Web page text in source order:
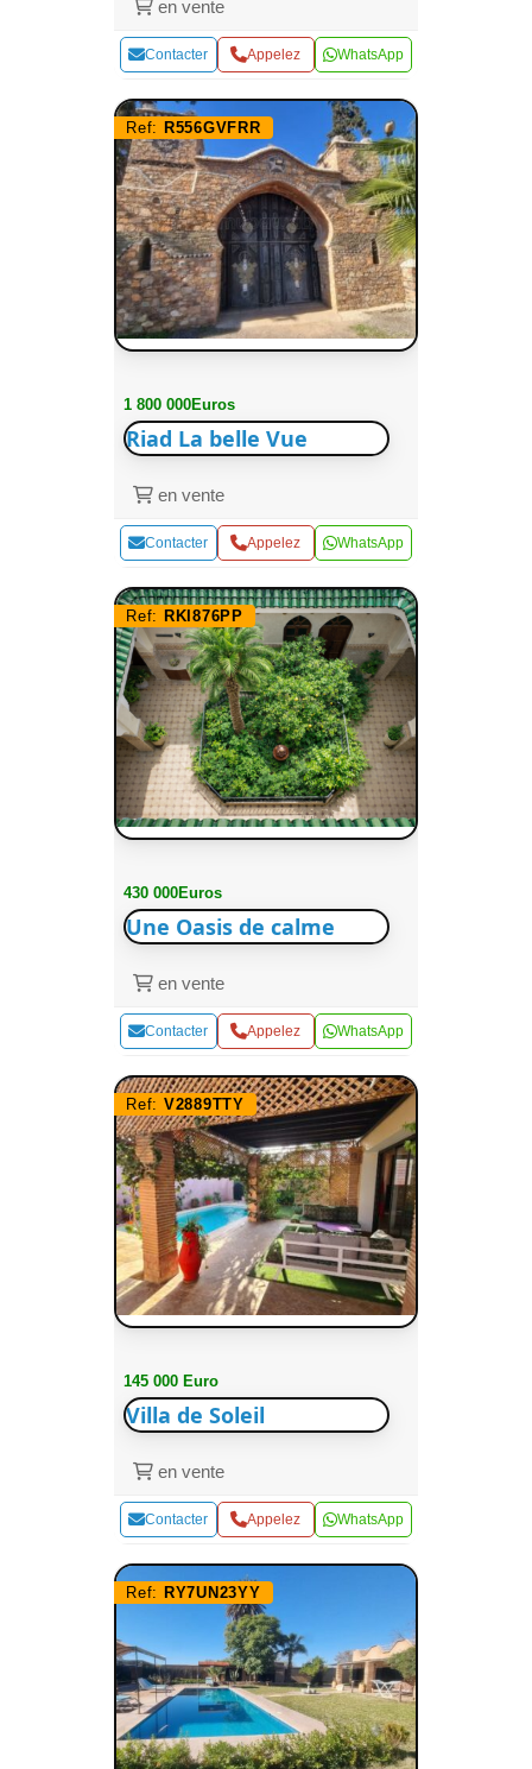
en vente
Contacter Appelez WhatsApp
Ref: R556GVFRR
1 800 000Euros
Riad La belle Vue
en vente
Contacter Appelez WhatsApp
Ref: RKI876PP
430 000Euros
Une Oasis de calme
en vente
Contacter Appelez WhatsApp
Ref: V2889TTY
145 000 Euro
Villa de Soleil
en vente
Contacter Appelez WhatsApp
Ref: RY7UN23YY